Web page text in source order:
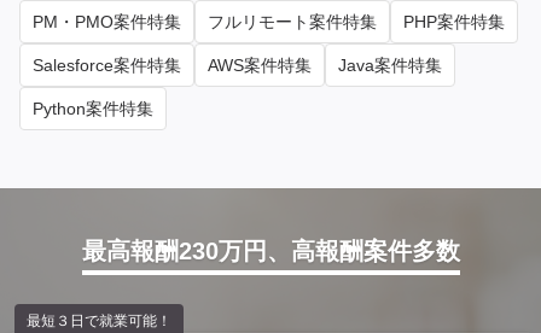
PM・PMO案件特集 フルリモート案件特集 PHP案件特集
Salesforce案件特集 AWS案件特集 Java案件特集
Python案件特集
最高報酬230万円、高報酬案件多数
最短３日で就業可能！